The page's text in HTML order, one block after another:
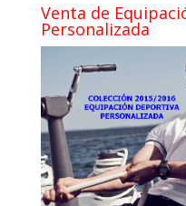
Venta de
Personalizada